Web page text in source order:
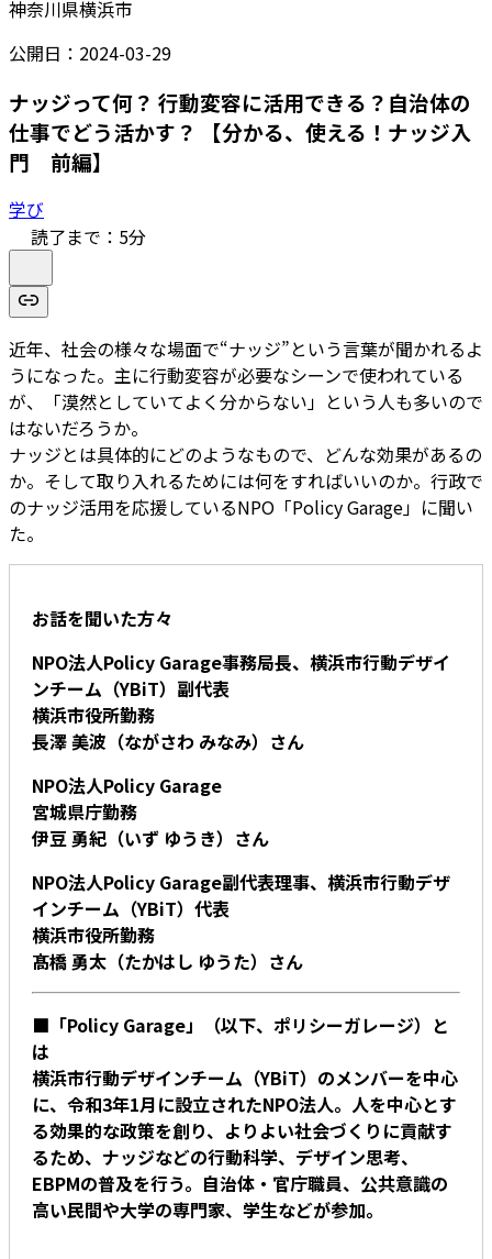
神奈川県横浜市
公開日： 2024-03-29
ナッジって何？ 行動変容に活用できる？自治体の
仕事でどう活かす？ 【分かる、使える！ナッジ入
門 前編】
学び
読了まで： 5分
近年、社会の様々な場面で“ナッジ”という言葉が聞かれるよ
うになった。主に行動変容が必要なシーンで使われている
が、「漠然としていてよく分からない」という人も多いので
はないだろうか。
ナッジとは具体的にどのようなもので、どんな効果があるの
か。そして取り入れるためには何をすればいいのか。行政で
のナッジ活用を応援しているNPO「Policy Garage」に聞い
た。
お話を聞いた方々
NPO法人Policy Garage事務局長、横浜市行動デザイ
ンチーム（YBiT）副代表
横浜市役所勤務
長澤 美波（ながさわ みなみ）さん
NPO法人Policy Garage
宮城県庁勤務
伊豆 勇紀（いず ゆうき）さん
NPO法人Policy Garage副代表理事、横浜市行動デザ
インチーム（YBiT）代表
横浜市役所勤務
髙橋 勇太（たかはし ゆうた）さん
■「Policy Garage」（以下、ポリシーガレージ）と
は
横浜市行動デザインチーム（YBiT）のメンバーを中心
に、令和3年1月に設立されたNPO法人。人を中心とす
る効果的な政策を創り、よりよい社会づくりに貢献す
るため、ナッジなどの行動科学、デザイン思考、
EBPMの普及を行う。自治体・官庁職員、公共意識の
高い民間や大学の専門家、学生などが参加。